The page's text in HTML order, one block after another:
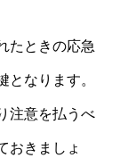
たときの応急
なります。
注意を払うべ
おきましょ